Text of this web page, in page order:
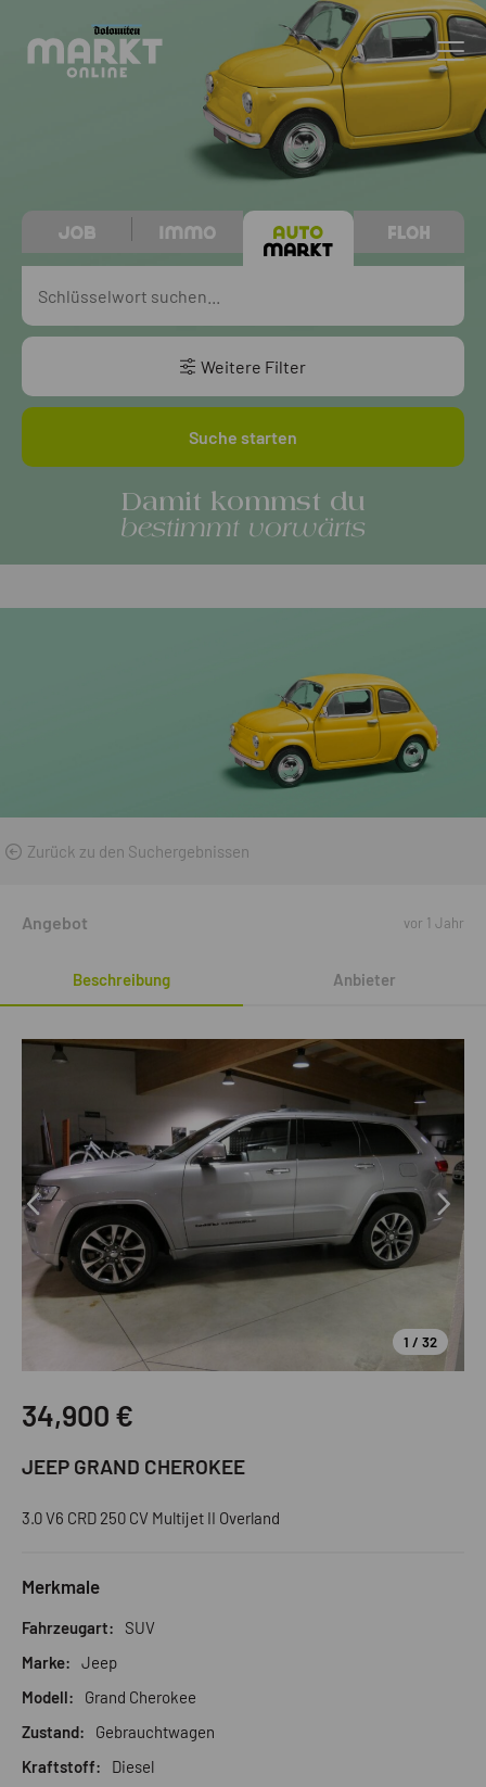
Damit kommst du
bestimmt vorwärts
Weitere Filter
Suche starten
Zurück zu den Suchergebnissen
Angebot vor 1 Jahr
Beschreibung Anbieter
1 / 32
34,900 €
JEEP GRAND CHEROKEE
3.0 V6 CRD 250 CV Multijet II Overland
Merkmale
Fahrzeugart:
SUV
Marke:
Jeep
Modell:
Grand Cherokee
Zustand:
Gebrauchtwagen
Kraftstoff:
Diesel